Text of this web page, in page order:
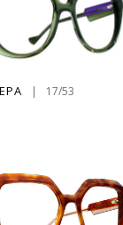
| 17/53